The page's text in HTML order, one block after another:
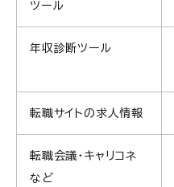
ツール
年収診断ツール
転職サイトの求人情報
転職会議・キャリコネ
など